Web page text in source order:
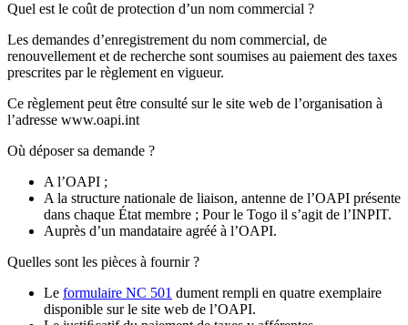
Quel est le coût de protection d’un nom commercial ?
Les demandes d’enregistrement du nom commercial, de
renouvellement et de recherche sont soumises au paiement des taxes
prescrites par le règlement en vigueur.
Ce règlement peut être consulté sur le site web de l’organisation à
l’adresse www.oapi.int
Où déposer sa demande ?
A l’OAPI ;
A la structure nationale de liaison, antenne de l’OAPI présente
dans chaque État membre ; Pour le Togo il s’agit de l’INPIT.
Auprès d’un mandataire agréé à l’OAPI.
Quelles sont les pièces à fournir ?
Le formulaire NC 501 dument rempli en quatre exemplaire
disponible sur le site web de l’OAPI.